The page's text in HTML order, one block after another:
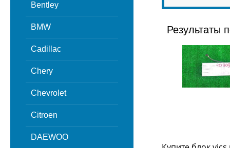
Bentley
BMW
Cadillac
Chery
Chevrolet
Citroen
DAEWOO
Результаты